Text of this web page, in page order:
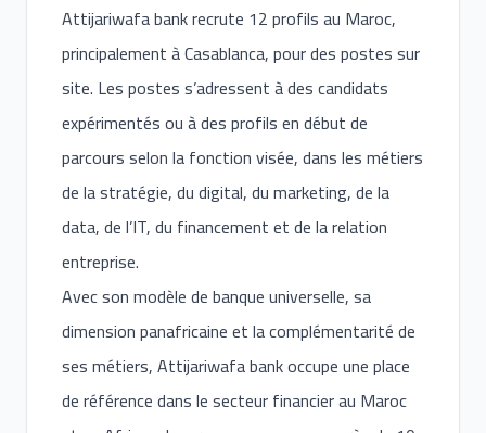
Attijariwafa bank recrute 12 profils au Maroc,
principalement à Casablanca, pour des postes sur
site. Les postes s’adressent à des candidats
expérimentés ou à des profils en début de
parcours selon la fonction visée, dans les métiers
de la stratégie, du digital, du marketing, de la
data, de l’IT, du financement et de la relation
entreprise.
Avec son modèle de banque universelle, sa
dimension panafricaine et la complémentarité de
ses métiers, Attijariwafa bank occupe une place
de référence dans le secteur financier au Maroc